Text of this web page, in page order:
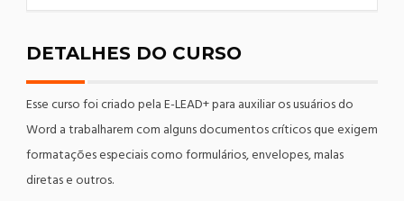
DETALHES DO CURSO
Esse curso foi criado pela E-LEAD+ para auxiliar os usuários do
Word a trabalharem com alguns documentos críticos que exigem
formatações especiais como formulários, envelopes, malas
diretas e outros.